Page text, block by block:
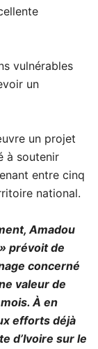
vulnérables
un
un projet
à soutenir
entre cinq
national.
Amadou
prévoit de
concerné
valeur de
À en
efforts déjà
d’Ivoire sur le